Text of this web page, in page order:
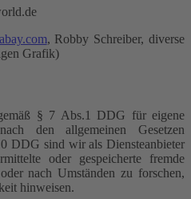
, Robby Schreiber, diverse
Grafik)
§ 7 Abs.1 DDG für eigene
den allgemeinen Gesetzen
DDG sind wir als Diensteanbieter
oder gespeicherte fremde
nach Umständen zu forschen,
hinweisen.